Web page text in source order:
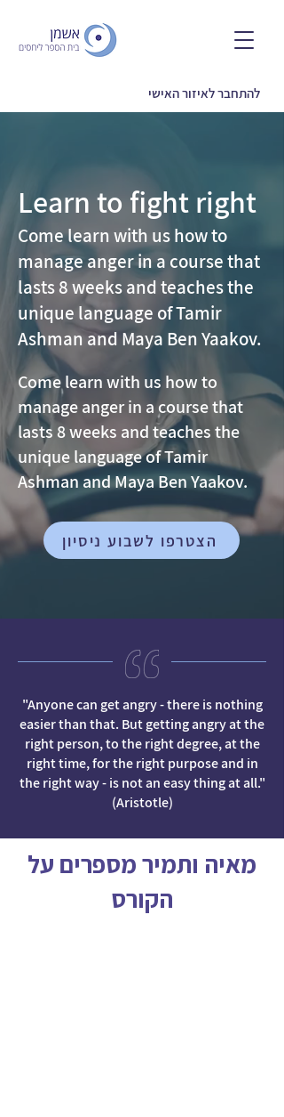
להתחבר לאיזור האישי
Learn to fight right
Come learn with us how to
manage anger in a course that
lasts 8 weeks and teaches the
unique language of Tamir
Ashman and Maya Ben Yaakov.
Come learn with us how to
manage anger in a course that
lasts 8 weeks and teaches the
unique language of Tamir
Ashman and Maya Ben Yaakov.
הצטרפו לשבוע ניסיון
"Anyone can get angry - there is nothing
easier than that. But getting angry at the
right person, to the right degree, at the
right time, for the right purpose and in
the right way - is not an easy thing at all."
(Aristotle)
מאיה ותמיר מספרים על
הקורס